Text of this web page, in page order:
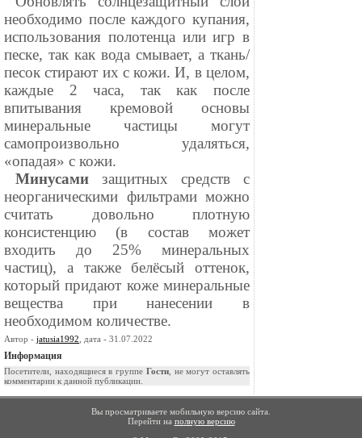
необходимо после каждого купания,
использования полотенца или игр в
песке, так как вода смывает, а ткань/
песок стирают их с кожи. И, в целом,
каждые 2 часа, так как после
впитывания кремовой основы
минеральные частицы могут
самопроизвольно удаляться,
«опадая» с кожи.
Минусами защитных средств с
неорганическими фильтрами можно
считать довольно плотную
консистенцию (в состав может
входить до 25% минеральных
частиц), а также белёсый оттенок,
который придают коже минеральные
вещества при нанесении в
необходимом количестве.
Автор - jatusia1992 , дата - 31.07.2022
Информация
Посетители, находящиеся в группе Гости, не могут оставлять
комментарии к данной публикации.
Вы просматриваете мобильную версию сайта.
Перейти на полную версию